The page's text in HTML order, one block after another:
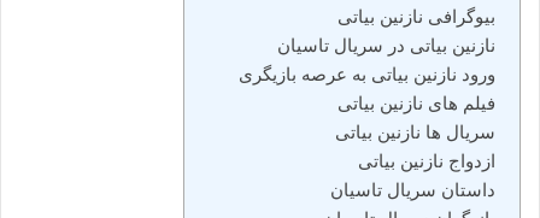
بیوگرافی نازنین بیاتی
نازنین بیاتی در سریال تاسیان
ورود نازنین بیاتی به عرصه بازیگری
فیلم‌ های نازنین بیاتی
سریال‌ ها نازنین بیاتی
ازدواج نازنین بیاتی
داستان سریال تاسیان